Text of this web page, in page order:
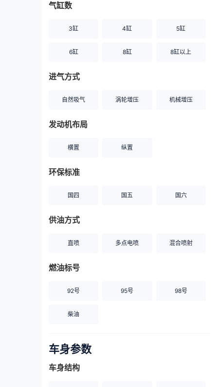
气缸数
3缸 4缸 5缸
6缸 8缸 8缸以上
进气方式
自然吸气 涡轮增压 机械增压
发动机布局
横置 纵置
环保标准
国四 国五 国六
供油方式
直喷 多点电喷 混合喷射
燃油标号
92号 95号 98号
柴油
车身参数
车身结构